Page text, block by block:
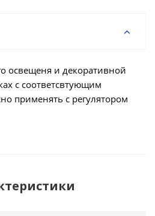
освещеня и декоративной
с соответсвтующим
применять с регулятором